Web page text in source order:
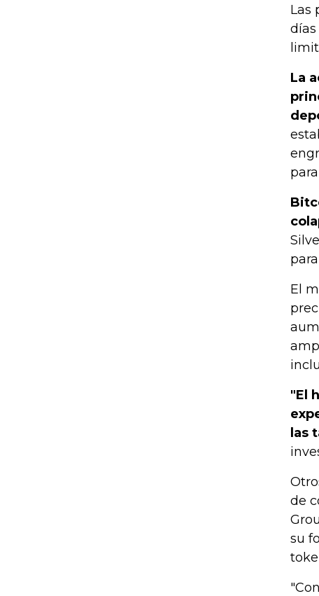
Las
La
El
"El
las
de
su